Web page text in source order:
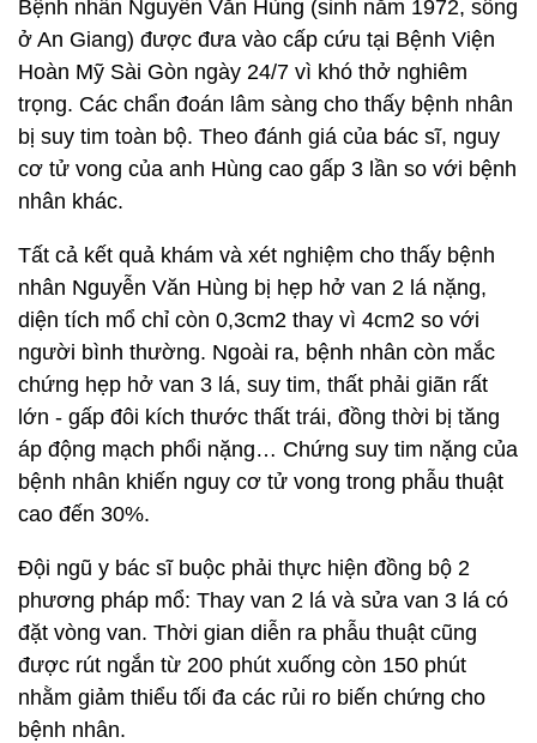
Bệnh nhân Nguyễn Văn Hùng (sinh năm 1972, sống
ở An Giang) được đưa vào cấp cứu tại Bệnh Viện
Hoàn Mỹ Sài Gòn ngày 24/7 vì khó thở nghiêm
trọng. Các chẩn đoán lâm sàng cho thấy bệnh nhân
bị suy tim toàn bộ. Theo đánh giá của bác sĩ, nguy
cơ tử vong của anh Hùng cao gấp 3 lần so với bệnh
nhân khác.
Tất cả kết quả khám và xét nghiệm cho thấy bệnh
nhân Nguyễn Văn Hùng bị hẹp hở van 2 lá nặng,
diện tích mổ chỉ còn 0,3cm2 thay vì 4cm2 so với
người bình thường. Ngoài ra, bệnh nhân còn mắc
chứng hẹp hở van 3 lá, suy tim, thất phải giãn rất
lớn - gấp đôi kích thước thất trái, đồng thời bị tăng
áp động mạch phổi nặng… Chứng suy tim nặng của
bệnh nhân khiến nguy cơ tử vong trong phẫu thuật
cao đến 30%.
Đội ngũ y bác sĩ buộc phải thực hiện đồng bộ 2
phương pháp mổ: Thay van 2 lá và sửa van 3 lá có
đặt vòng van. Thời gian diễn ra phẫu thuật cũng
được rút ngắn từ 200 phút xuống còn 150 phút
nhằm giảm thiểu tối đa các rủi ro biến chứng cho
bệnh nhân.